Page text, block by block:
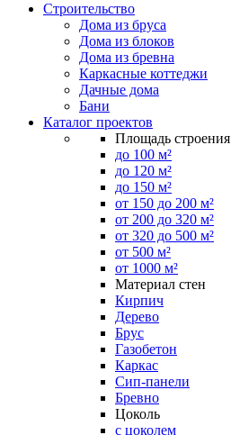
Строительство
Дома из бруса
Дома из блоков
Дома из бревна
Каркасные коттеджи
Дачные дома
Бани
Каталог проектов
Площадь строения
до 100 м²
до 120 м²
до 150 м²
от 150 до 200 м²
от 200 до 320 м²
от 320 до 500 м²
от 500 м²
от 1000 м²
Материал стен
Кирпич
Дерево
Брус
Газобетон
Каркас
Сип-панели
Бревно
Цоколь
с цоколем